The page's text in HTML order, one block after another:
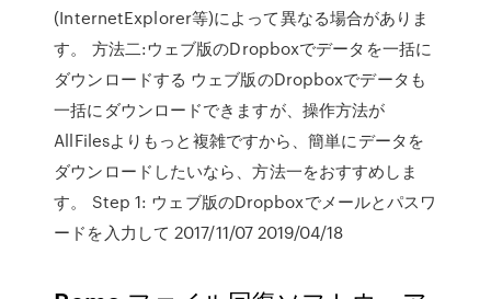
(InternetExplorer等)によって異なる場合がありま
す。 方法二:ウェブ版のDropboxでデータを一括に
ダウンロードする ウェブ版のDropboxでデータも
一括にダウンロードできますが、操作方法が
AllFilesよりもっと複雑ですから、簡単にデータを
ダウンロードしたいなら、方法一をおすすめしま
す。 Step 1: ウェブ版のDropboxでメールとパスワ
ードを入力して 2017/11/07 2019/04/18